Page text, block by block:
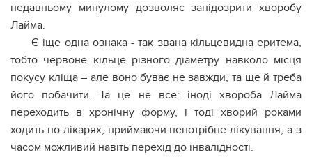
недавньому минулому дозволяє запідозрити хворобу
Лайма.
Є іще одна ознака - так звана кільцевидна еритема,
тобто червоне кільце різного діаметру навколо місця
покусу кліща – але воно буває не завжди, та ще й треба
його побачити. Та це не все: іноді хвороба Лайма
переходить в хронічну форму, і тоді хворий роками
ходить по лікарях, приймаючи непотрібне лікування, а з
часом можливий навіть перехід до інвалідності.